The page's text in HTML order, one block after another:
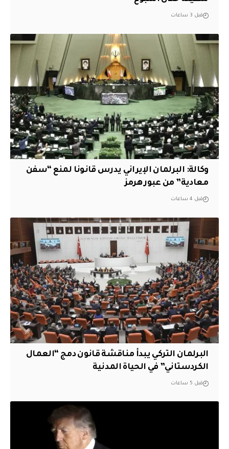
قبل 3 ساعات
وكالة: البرلمان الإيراني يدرس قانونا لمنع “سفن
معادية” من عبور هرمز
قبل 4 ساعات
البرلمان التركي يبدأ مناقشة قانون دمج “العمال
الكردستاني” في الحياة المدنية
قبل 5 ساعات